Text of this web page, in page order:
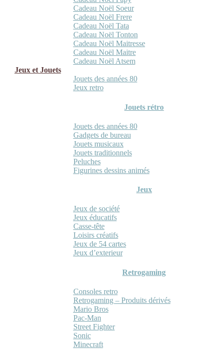
Cadeau Noël Soeur
Cadeau Noël Frere
Cadeau Noël Tata
Cadeau Noël Tonton
Cadeau Noël Maitresse
Cadeau Noël Maitre
Cadeau Noël Atsem
Jeux et Jouets
Jouets des années 80
Jeux retro
Jouets rétro
Jouets des années 80
Gadgets de bureau
Jouets musicaux
Jouets traditionnels
Peluches
Figurines dessins animés
Jeux
Jeux de société
Jeux éducatifs
Casse-tête
Loisirs créatifs
Jeux de 54 cartes
Jeux d’exterieur
Retrogaming
Consoles retro
Retrogaming – Produits dérivés
Mario Bros
Pac-Man
Street Fighter
Sonic
Minecraft